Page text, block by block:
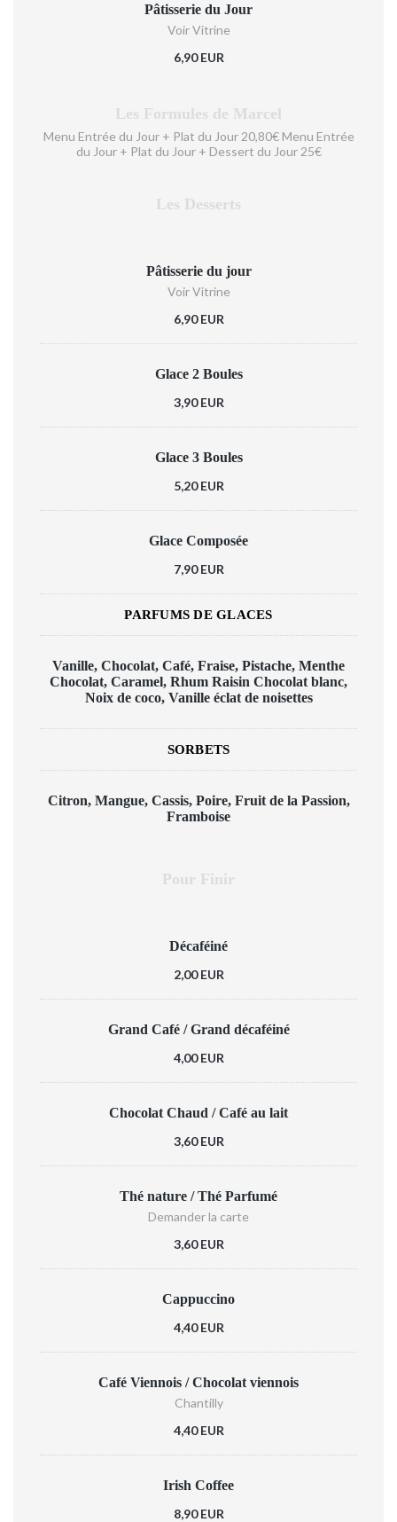
Pâtisserie du Jour
Voir Vitrine
6,90 EUR
Les Formules de Marcel
Menu Entrée du Jour + Plat du Jour 20,80€ Menu Entrée
du Jour + Plat du Jour + Dessert du Jour 25€
Les Desserts
Pâtisserie du jour
Voir Vitrine
6,90 EUR
Glace 2 Boules
3,90 EUR
Glace 3 Boules
5,20 EUR
Glace Composée
7,90 EUR
PARFUMS DE GLACES
Vanille, Chocolat, Café, Fraise, Pistache, Menthe
Chocolat, Caramel, Rhum Raisin Chocolat blanc,
Noix de coco, Vanille éclat de noisettes
SORBETS
Citron, Mangue, Cassis, Poire, Fruit de la Passion,
Framboise
Pour Finir
Décaféiné
2,00 EUR
Grand Café / Grand décaféiné
4,00 EUR
Chocolat Chaud / Café au lait
3,60 EUR
Thé nature / Thé Parfumé
Demander la carte
3,60 EUR
Cappuccino
4,40 EUR
Café Viennois / Chocolat viennois
Chantilly
4,40 EUR
Irish Coffee
8,90 EUR